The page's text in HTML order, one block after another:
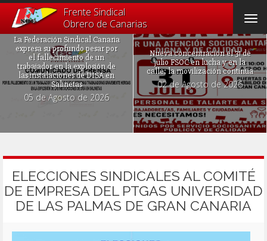
Frente Sindical
Obrero de Canarias
La Federación Sindical Canaria
expresa su profundo pesar por
el fallecimiento de un
trabajador en la explosión de
las instalaciones de DISA en
Salinetas
05 de Agosto de 2026
Nueva concentración el 31 de
julio FSOC en lucha y en la
calle: la movilización continúa
02 de Agosto de 2026
ELECCIONES SINDICALES AL COMITÉ
DE EMPRESA DEL PTGAS UNIVERSIDAD
DE LAS PALMAS DE GRAN CANARIA